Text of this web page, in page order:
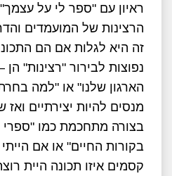
ראיון עם "ספר לי על
הרצינות של המועמדים
זה היא לגלות אם הם
נפוצות לבירור "רצינות"
הארגון שלנו" או "למה
מנסים להיות יצירתיים
בצורה מתחכמת כמו "ספרי
בקורות החיים" או אם
קסמים איזו תכונה היית